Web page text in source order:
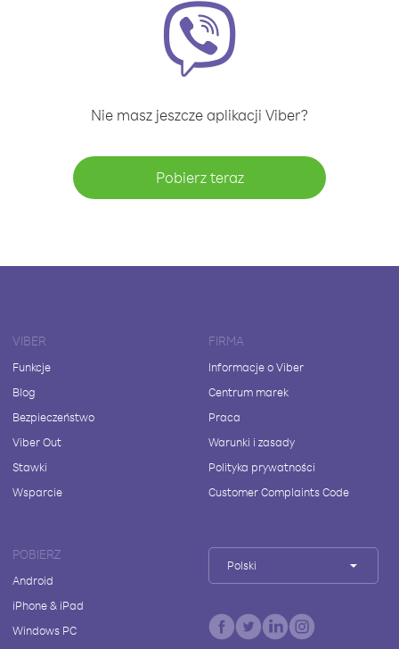
Nie masz jeszcze aplikacji Viber?
Pobierz teraz
VIBER
Funkcje
Blog
Bezpieczeństwo
Viber Out
Stawki
Wsparcie
FIRMA
Informacje o Viber
Centrum marek
Praca
Warunki i zasady
Polityka prywatności
Customer Complaints Code
POBIERZ
Android
iPhone & iPad
Windows PC
Polski